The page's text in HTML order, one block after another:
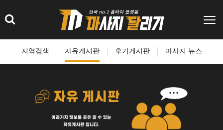
지역검색 자유게시판 후기게시판 마사지 뉴스